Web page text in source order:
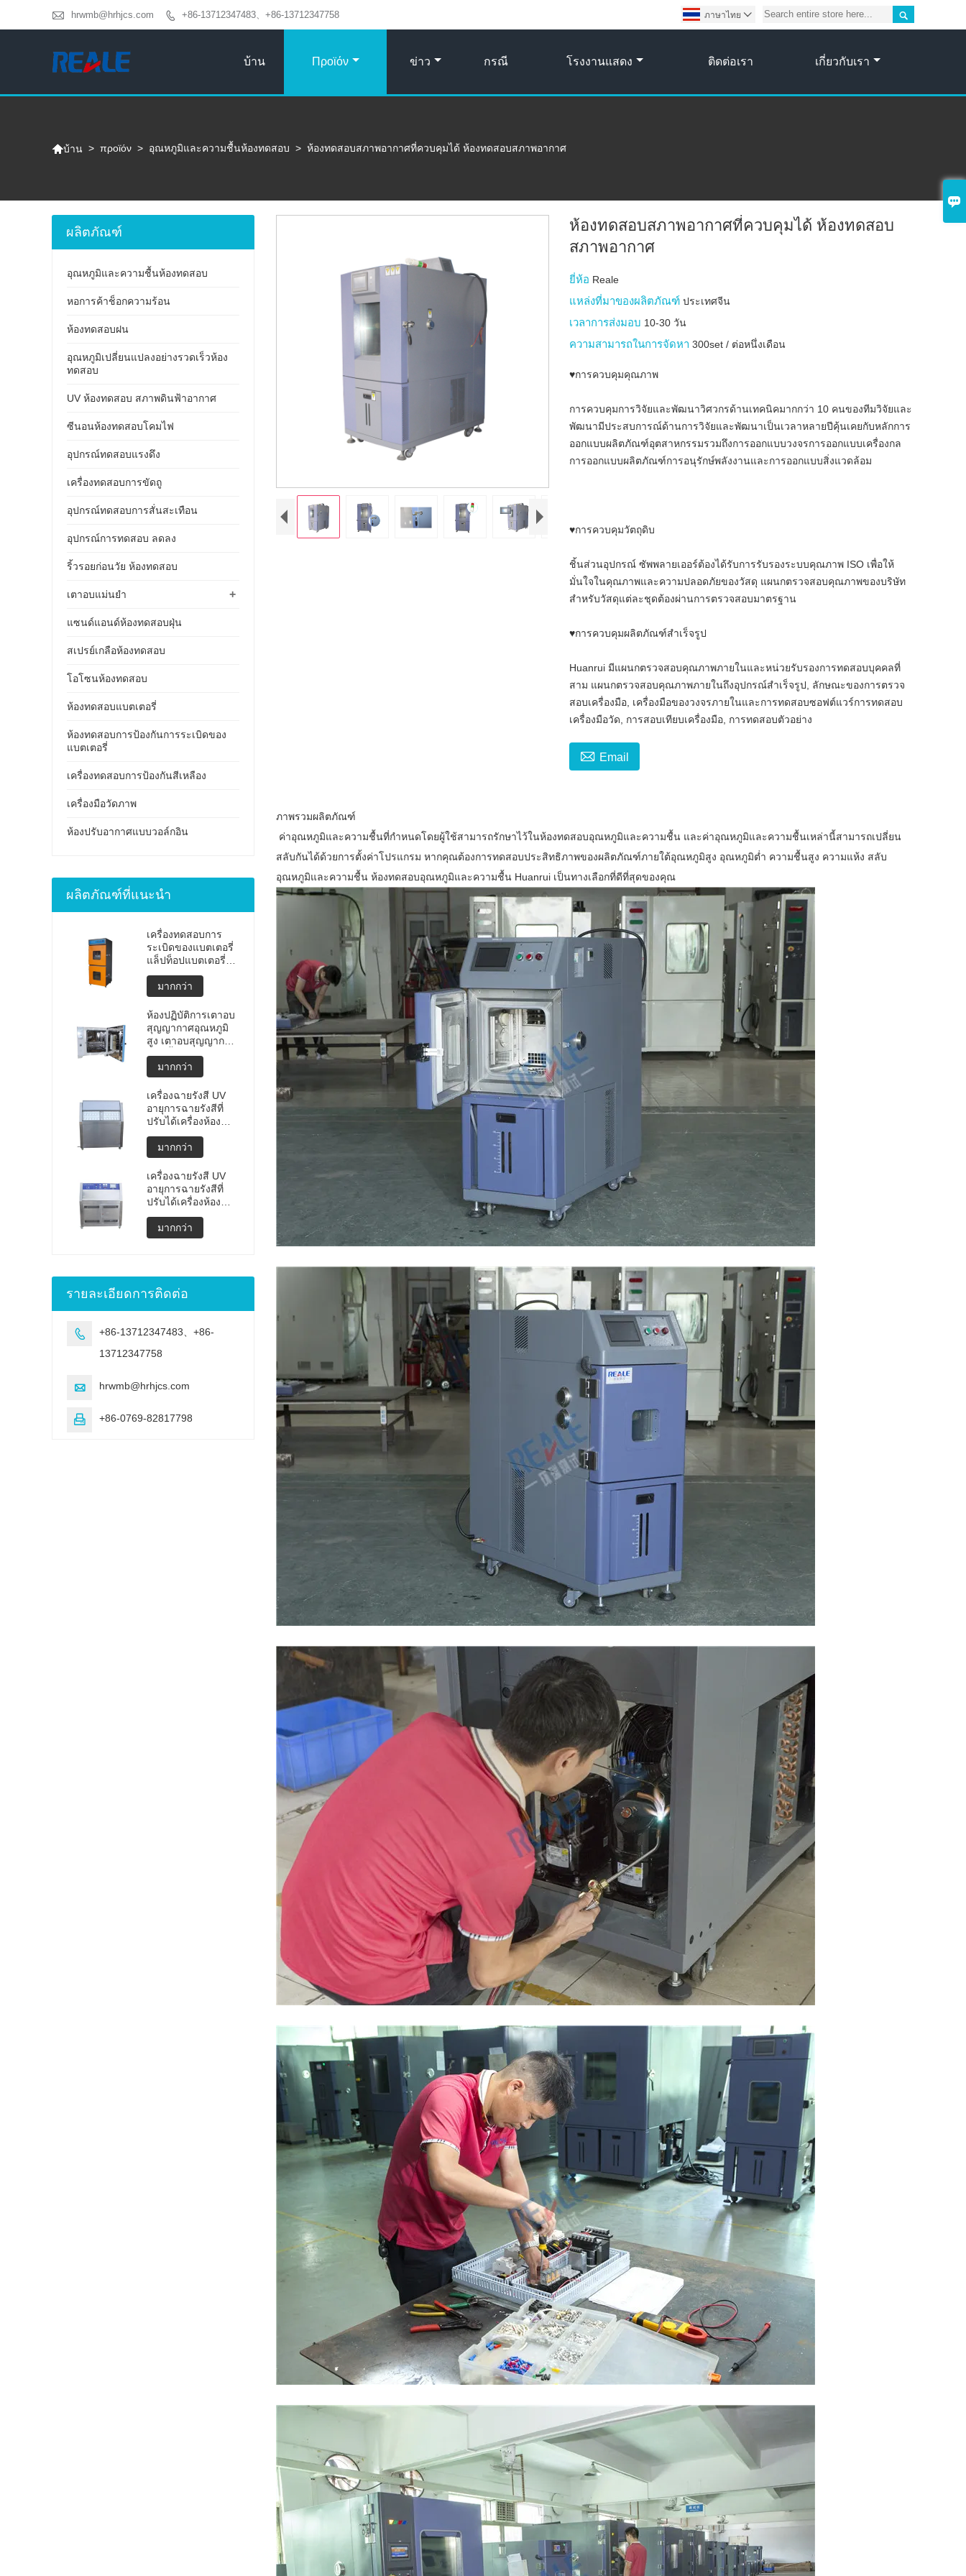

 hrwmb@hrhjcs.com  +86-13712347483、+86-13712347758 
ภาษาไทย 
บ้าน Προϊόν ข่าว กรณี โรงงานแสดง ติดต่อเรา เกี่ยวกับเรา
บ้าน > προϊόν > อุณหภูมิและความชื้นห้องทดสอบ > ห้องทดสอบสภาพอากาศที่ควบคุมได้ ห้องทดสอบสภาพอากาศ
ห้องทดสอบสภาพอากาศที่ควบคุมได้ ห้องทดสอบ
สภาพอากาศ
ยี่ห้อ Reale
แหล่งที่มาของผลิตภัณฑ์ประเทศจีน
เวลาการส่งมอบ 10-30 วัน
ความสามารถในการจัดหา300set / ต่อหนึ่งเดือน
♥การควบคุมคุณภาพ
การควบคุมการวิจัยและพัฒนาวิศวกรด้านเทคนิคมากกว่า 10 คนของทีมวิจัยและ
พัฒนามีประสบการณ์ด้านการวิจัยและพัฒนาเป็นเวลาหลายปีคุ้นเคยกับหลักการ
ออกแบบผลิตภัณฑ์อุตสาหกรรมรวมถึงการออกแบบวงจรการออกแบบเครื่องกล
การออกแบบผลิตภัณฑ์การอนุรักษ์พลังงานและการออกแบบสิ่งแวดล้อม
♥การควบคุมวัตถุดิบ
ชิ้นส่วนอุปกรณ์ ซัพพลายเออร์ต้องได้รับการรับรองระบบคุณภาพ ISO เพื่อให้
มั่นใจในคุณภาพและความปลอดภัยของวัสดุ แผนกตรวจสอบคุณภาพของบริษัท
สำหรับวัสดุแต่ละชุดต้องผ่านการตรวจสอบมาตรฐาน
♥การควบคุมผลิตภัณฑ์สำเร็จรูป
Huanrui มีแผนกตรวจสอบคุณภาพภายในและหน่วยรับรองการทดสอบบุคคลที่
สาม แผนกตรวจสอบคุณภาพภายในถึงอุปกรณ์สำเร็จรูป, ลักษณะของการตรวจ
สอบเครื่องมือ, เครื่องมือของวงจรภายในและการทดสอบซอฟต์แวร์การทดสอบ
เครื่องมือวัด, การสอบเทียบเครื่องมือ, การทดสอบตัวอย่าง
 Email
ภาพรวมผลิตภัณฑ์
ค่าอุณหภูมิและความชื้นที่กำหนดโดยผู้ใช้สามารถรักษาไว้ในห้องทดสอบอุณหภูมิและความชื้น และค่าอุณหภูมิและความชื้นเหล่านี้สามารถเปลี่ยน
สลับกันได้ด้วยการตั้งค่าโปรแกรม หากคุณต้องการทดสอบประสิทธิภาพของผลิตภัณฑ์ภายใต้อุณหภูมิสูง อุณหภูมิต่ำ ความชื้นสูง ความแห้ง สลับ
อุณหภูมิและความชื้น ห้องทดสอบอุณหภูมิและความชื้น Huanrui เป็นทางเลือกที่ดีที่สุดของคุณ
ผลิตภัณฑ์
อุณหภูมิและความชื้นห้องทดสอบ
หอการค้าช็อกความร้อน
ห้องทดสอบฝน
อุณหภูมิเปลี่ยนแปลงอย่างรวดเร็วห้อง
ทดสอบ
UV ห้องทดสอบ สภาพดินฟ้าอากาศ
ซีนอนห้องทดสอบโคมไฟ
อุปกรณ์ทดสอบแรงดึง
เครื่องทดสอบการขัดถู
อุปกรณ์ทดสอบการสั่นสะเทือน
อุปกรณ์การทดสอบ ลดลง
ริ้วรอยก่อนวัย ห้องทดสอบ
+
เตาอบแม่นยำ
แซนด์แอนด์ห้องทดสอบฝุ่น
สเปรย์เกลือห้องทดสอบ
โอโซนห้องทดสอบ
ห้องทดสอบแบตเตอรี่
ห้องทดสอบการป้องกันการระเบิดของ
แบตเตอรี่
เครื่องทดสอบการป้องกันสีเหลือง
เครื่องมือวัดภาพ
ห้องปรับอากาศแบบวอล์กอิน
ผลิตภัณฑ์ที่แนะนำ
เครื่องทดสอบการ
ระเบิดของแบตเตอรี่
แล็ปท็อปแบตเตอรี่
แบบพกพาคุณภาพสูง
การทดสอบการ
ระเบิดของแบตเตอรี่
ลิเธียม เครื่องทดสอบ
การระเบิด เครื่อง
ทดสอบแบตเตอรี่
ราคาผลิต
มากกว่า
ห้องปฏิบัติการเตาอบ
สุญญากาศอุณหภูมิ
สูง เตาอบสุญญากาศ
แบบตั้งโปรแกรมได้
มากกว่า
เครื่องฉายรังสี UV
อายุการฉายรังสีที่
ปรับได้เครื่องห้อง
ทดสอบสภาพอากาศ
UV ห้องอายุ UV เร่ง
การทดสอบสภาพดิน
ฟ้าอากาศ
มากกว่า
เครื่องฉายรังสี UV
อายุการฉายรังสีที่
ปรับได้เครื่องห้อง
ทดสอบสภาพอากาศ
UV ห้องอายุ UV เร่ง
เครื่องทดสอบสภาพ
มากกว่า
รายละเอียดการติดต่อ

+86-13712347483、+86-
13712347758
 hrwmb@hrhjcs.com
 +86-0769-82817798